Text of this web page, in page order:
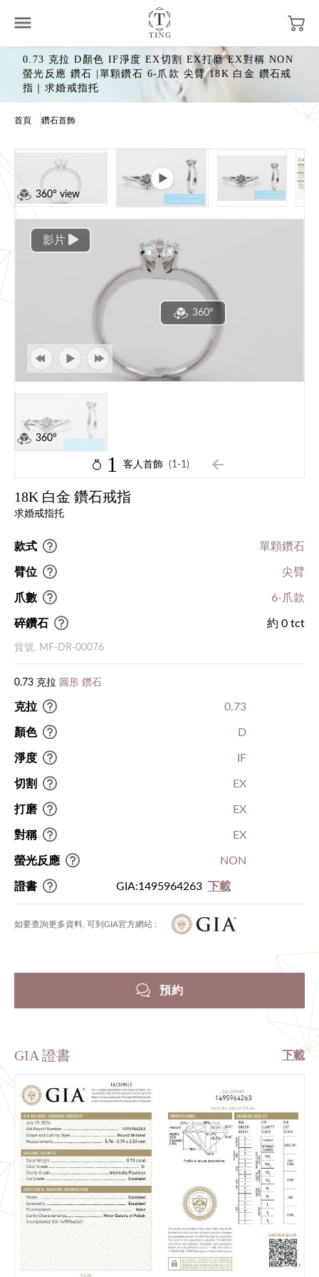
0.73 克拉 D顏色 IF淨度 EX切割 EX打磨 EX對稱 NON
螢光反應 鑽石 |單顆鑽石 6-爪款 尖臂 18K 白金 鑽石戒
指｜求婚戒指托
首頁 鑽石首飾
360° view
影片
360°
360°
1 客人首飾 (1-1)
18K 白金 鑽石戒指
求婚戒指托
款式 單顆鑽石
臂位 尖臂
爪數 6-爪款
碎鑽石 約 0 tct
貨號. MF-DR-00076
0.73 克拉 圓形 鑽石
克拉 0.73
顏色 D
淨度 IF
切割 EX
打磨 EX
對稱 EX
螢光反應 NON
證書 GIA:1495964263 下載
如要查詢更多資料, 可到GIA官方網站 :
預約
GIA 證書 下載